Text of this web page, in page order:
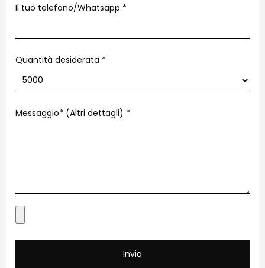
Il tuo telefono/Whatsapp *
Quantità desiderata *
Messaggio* (Altri dettagli) *
Invia